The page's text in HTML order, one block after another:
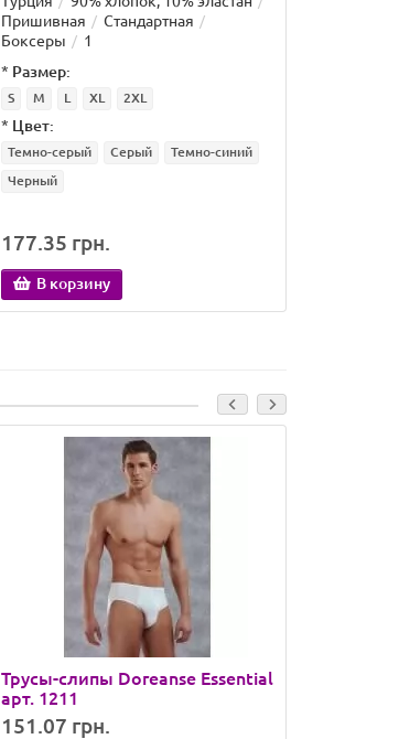
Пришивная
Стандартная
Боксеры
1
* Размер:
S M L XL 2XL
* Цвет:
Темно-серый Серый
Темно-синий
Черный
177.35 грн.
В корзину
Трусы-слипы Doreanse Essential
арт. 1211
151.07 грн.